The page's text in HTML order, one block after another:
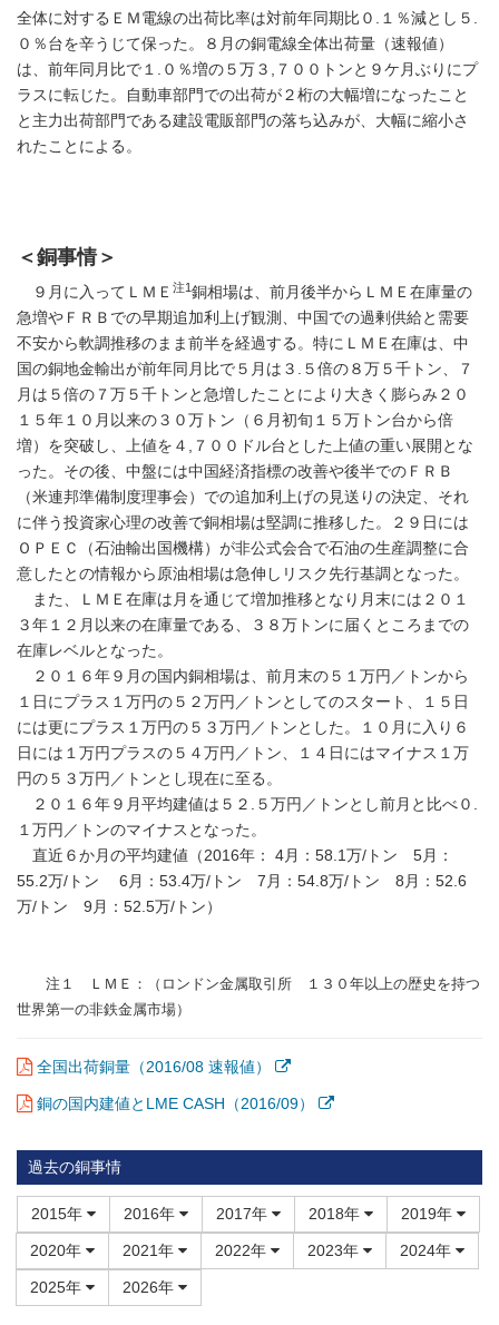
全体に対するＥＭ電線の出荷比率は対前年同期比０.１％減とし５.
０％台を辛うじて保った。８月の銅電線全体出荷量（速報値）
は、前年同月比で１.０％増の５万３,７００トンと９ケ月ぶりにプ
ラスに転じた。自動車部門での出荷が２桁の大幅増になったこと
と主力出荷部門である建設電販部門の落ち込みが、大幅に縮小さ
れたことによる。
＜銅事情＞
９月に入ってＬＭＥ 注1銅相場は、前月後半からＬＭＥ在庫量の
急増やＦＲＢでの早期追加利上げ観測、中国での過剰供給と需要
不安から軟調推移のまま前半を経過する。特にＬＭＥ在庫は、中
国の銅地金輸出が前年同月比で５月は３.５倍の８万５千トン、７
月は５倍の７万５千トンと急増したことにより大きく膨らみ２０
１５年１０月以来の３０万トン（６月初旬１５万トン台から倍
増）を突破し、上値を４,７００ドル台とした上値の重い展開とな
った。その後、中盤には中国経済指標の改善や後半でのＦＲＢ
（米連邦準備制度理事会）での追加利上げの見送りの決定、それ
に伴う投資家心理の改善で銅相場は堅調に推移した。２９日には
ＯＰＥＣ（石油輸出国機構）が非公式会合で石油の生産調整に合
意したとの情報から原油相場は急伸しリスク先行基調となった。
また、ＬＭＥ在庫は月を通じて増加推移となり月末には２０１
３年１２月以来の在庫量である、３８万トンに届くところまでの
在庫レベルとなった。
２０１６年９月の国内銅相場は、前月末の５１万円／トンから
１日にプラス１万円の５２万円／トンとしてのスタート、１５日
には更にプラス１万円の５３万円／トンとした。１０月に入り６
日には１万円プラスの５４万円／トン、１４日にはマイナス１万
円の５３万円／トンとし現在に至る。
２０１６年９月平均建値は５２.５万円／トンとし前月と比べ０.
１万円／トンのマイナスとなった。
直近６か月の平均建値（2016年： 4月：58.1万/トン 5月：
55.2万/トン 6月：53.4万/トン 7月：54.8万/トン 8月：52.6
万/トン 9月：52.5万/トン）
注１ ＬＭＥ：（ロンドン金属取引所 １３０年以上の歴史を持つ
世界第一の非鉄金属市場）
全国出荷銅量（2016/08 速報値）
銅の国内建値とLME CASH（2016/09）
過去の銅事情
2015年 2016年 2017年 2018年 2019年
2020年 2021年 2022年 2023年 2024年
2025年 2026年